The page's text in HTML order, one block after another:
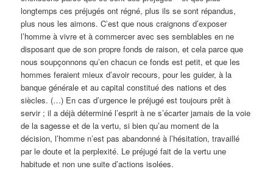
longtemps ces préjugés ont régné, plus ils se sont répandus,
plus nous les aimons. C’est que nous craignons d’exposer
l’homme à vivre et à commercer avec ses semblables en ne
disposant que de son propre fonds de raison, et cela parce que
nous soupçonnons qu’en chacun ce fonds est petit, et que les
hommes feraient mieux d’avoir recours, pour les guider, à la
banque générale et au capital constitué des nations et des
siècles. (…) En cas d’urgence le préjugé est toujours prêt à
servir ; il a déjà déterminé l’esprit à ne s’écarter jamais de la voie
de la sagesse et de la vertu, si bien qu’au moment de la
décision, l’homme n’est pas abandonné à l’hésitation, travaillé
par le doute et la perplexité. Le préjugé fait de la vertu une
habitude et non une suite d’actions isolées.